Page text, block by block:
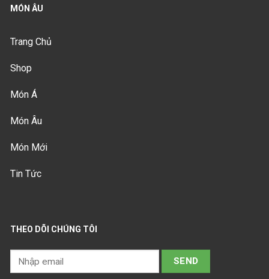
MÓN ÂU
Trang Chủ
Shop
Món Á
Món Âu
Món Mới
Tin Tức
THEO DÕI CHÚNG TÔI